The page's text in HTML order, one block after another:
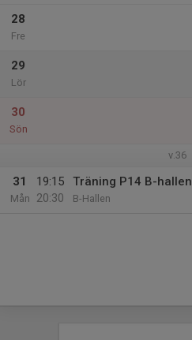
28
Fre
29
Lör
30
Sön
v.36
31
Mån
19:15
20:30
Träning P14 B-hallen
B-Hallen